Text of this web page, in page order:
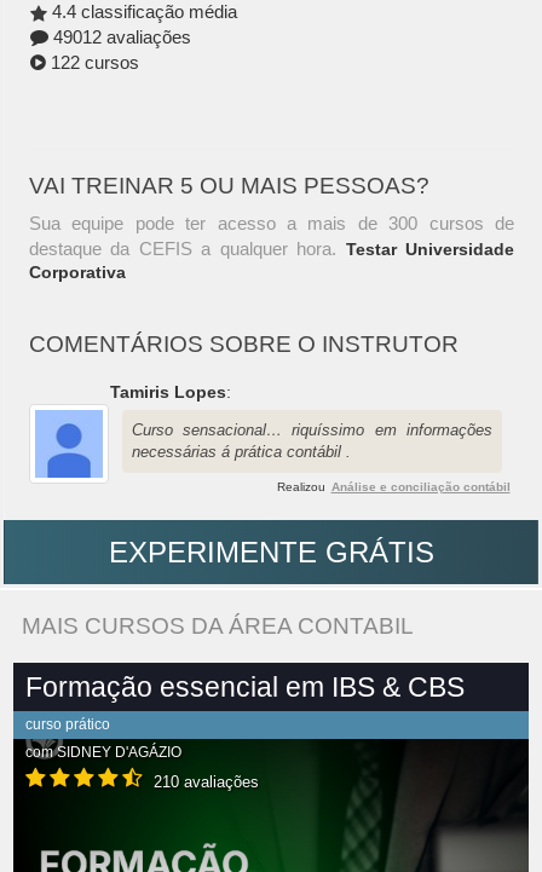
4.4 classificação média
49012 avaliações
122 cursos
VAI TREINAR 5 OU MAIS PESSOAS?
Sua equipe pode ter acesso a mais de 300 cursos de
destaque da CEFIS a qualquer hora. Testar Universidade
Corporativa
COMENTÁRIOS SOBRE O INSTRUTOR
Tamiris Lopes:
Curso sensacional… riquíssimo em informações
necessárias á prática contábil .
Realizou Análise e conciliação contábil
EXPERIMENTE GRÁTIS
MAIS CURSOS DA ÁREA CONTABIL
Formação essencial em IBS & CBS
curso prático
comSIDNEY D'AGÁZIO
210 avaliações